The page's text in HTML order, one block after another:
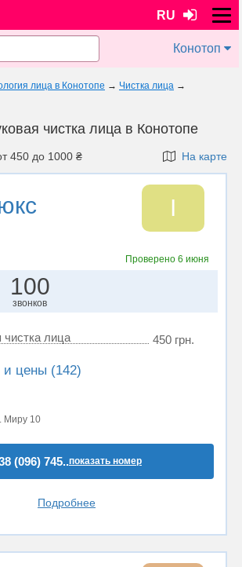
RU
Конотоп
лица в Конотопе → Чистка лица →
чистка лица в Конотопе
450 до 1000 ₴ На карте
І
Проверено6 июня
100
звонков
чистка лица 450 грн.
цены (142)
Миру 10
(096) 745..показать номер
Подробнее